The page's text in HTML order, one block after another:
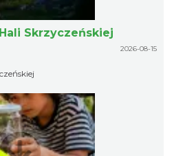
Skrzyczeńskiej
2026-08-15